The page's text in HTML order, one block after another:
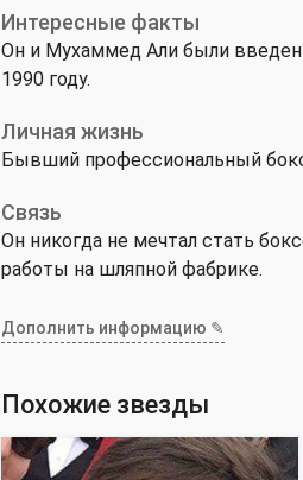
Интересные факты
Он и Мухаммед Али были
1990 году.
Личная жизнь
Бывший профессиональный
Связь
Он никогда не мечтал стать
работы на шляпной фабрике.
Дополнить информацию ✎
Похожие звезды